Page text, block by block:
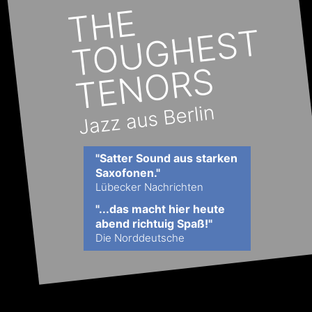
"Satter Sound aus starken
Saxofonen."
Lübecker Nachrichten
"...das macht hier heute
abend richtuig Spaß!"
Die Norddeutsche